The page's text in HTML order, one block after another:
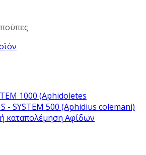
1000 (Aphidoletes
- SYSTEM 500 (Aphidius colemani)
καταπολέμηση Αφίδων